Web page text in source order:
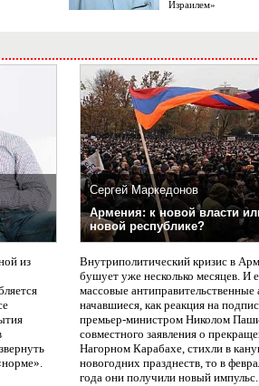
Израилем»
из
Сергей Маркедонов
Армения: к новой власти
новой республике?
Внутриполитический кризис в
бушует уже несколько месяцев. И
массовые антиправительственные
начавшиеся, как реакция на
премьер-министром Николом
совместного заявления о
Нагорном Карабахе, стихли в
новогодних празднеств, то в
года они получили новый импульс.